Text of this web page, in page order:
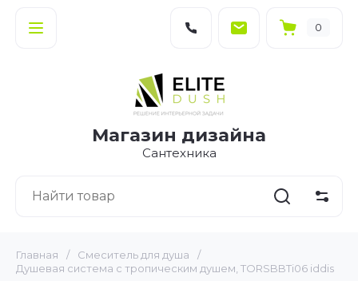
0
Магазин дизайна
Сантехника
Главная / Смеситель для душа
/
Душевая система с тропическим душем, TORSBBTi06 iddis